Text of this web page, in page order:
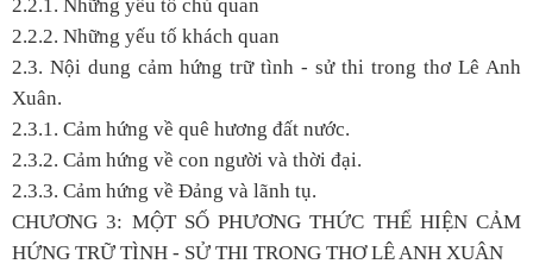
2.2.1. Những yếu tố chủ quan
2.2.2. Những yếu tố khách quan
2.3. Nội dung cảm hứng trữ tình - sử thi trong thơ Lê Anh
Xuân.
2.3.1. Cảm hứng về quê hương đất nước.
2.3.2. Cảm hứng về con người và thời đại.
2.3.3. Cảm hứng về Đảng và lãnh tụ.
CHƯƠNG 3: MỘT SỐ PHƯƠNG THỨC THỂ HIỆN CẢM
HỨNG TRỮ TÌNH - SỬ THI TRONG THƠ LÊ ANH XUÂN